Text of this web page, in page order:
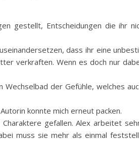
gestellt, Entscheidungen die ihr
dass ihr eine
verkraften. Wenn es doch nur
der Gefühle, welches
konnte mich erneut packen.
gefallen. Alex arbeitet
muss sie mehr als einmal